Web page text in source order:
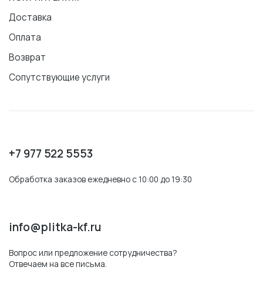
Доставка
Оплата
Возврат
Сопутствующие услуги
+7 977 522 5553
Обработка заказов ежедневно с 10:00 до 19:30
info@plitka-kf.ru
Вопрос или предложение сотрудничества?
Отвечаем на все письма.